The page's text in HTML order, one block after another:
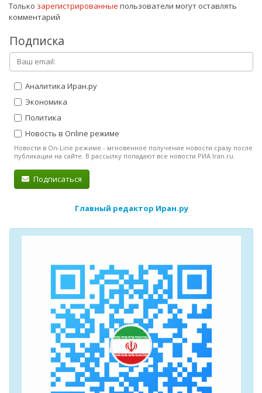
Только зарегистрированные пользователи могут оставлять
комментарий
Подписка
Аналитика Иран.ру
Экономика
Политика
Новость в Online режиме
Новости в On-Line режиме - мгновенное получение новости сразу после
публикации на сайте. В рассылку попадают все новости РИА Iran.ru.
Подписаться
Главный редактор Иран.ру